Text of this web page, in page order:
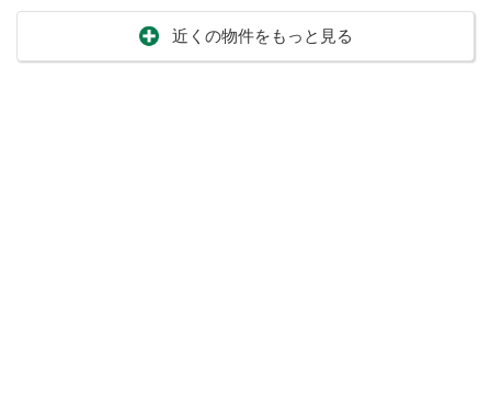
近くの物件をもっと見る